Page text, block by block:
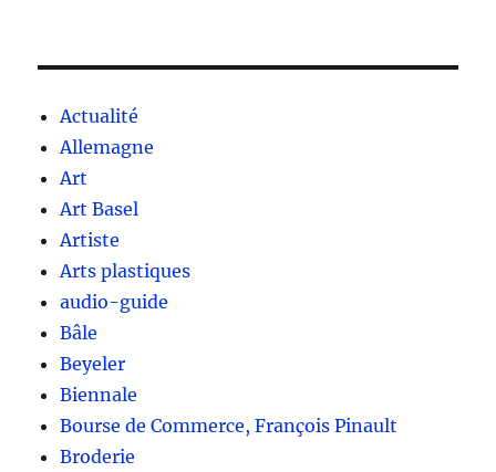
Actualité
Allemagne
Art
Art Basel
Artiste
Arts plastiques
audio-guide
Bâle
Beyeler
Biennale
Bourse de Commerce, François Pinault
Broderie